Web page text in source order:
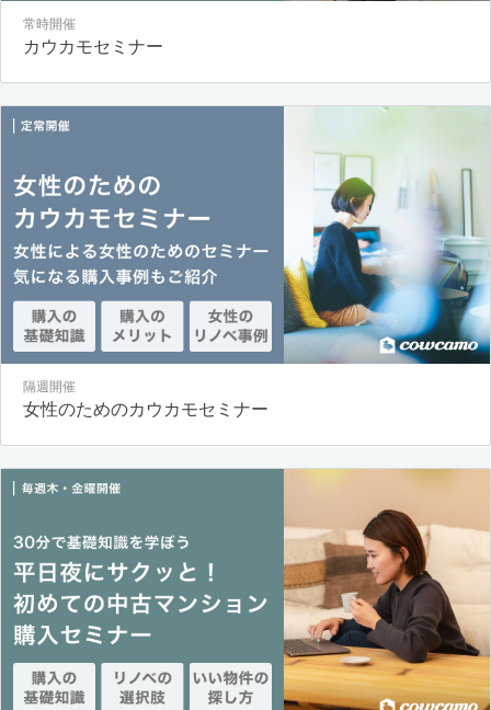
常時開催
カウカモセミナー
隔週開催
女性のためのカウカモセミナー